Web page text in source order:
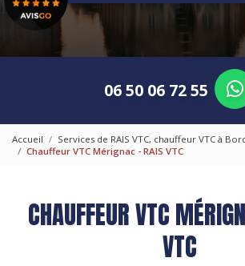
06 50 06 72 55
Accueil
Services de RAIS VTC, chauffeur VTC à
Chauffeur VTC Mérignac - RAIS VTC
CHAUFFEUR VTC
VTC